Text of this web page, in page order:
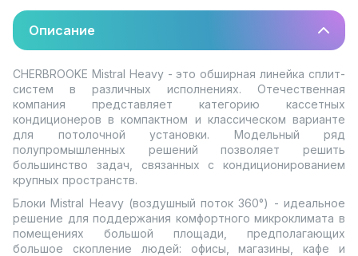
Описание
CHERBROOKE Mistral Heavy - это обширная линейка сплит-
систем в различных исполнениях. Отечественная
компания представляет категорию кассетных
кондиционеров в компактном и классическом варианте
для потолочной установки. Модельный ряд
полупромышленных решений позволяет решить
большинство задач, связанных с кондиционированием
крупных пространств.
Блоки Mistral Heavy (воздушный поток 360°) - идеальное
решение для поддержания комфортного микроклимата в
помещениях большой площади, предполагающих
большое скопление людей: офисы, магазины, кафе и